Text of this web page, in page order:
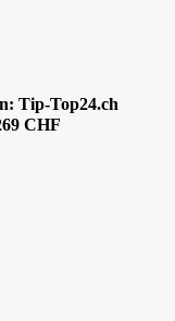
Tip-Top24.ch
CHF